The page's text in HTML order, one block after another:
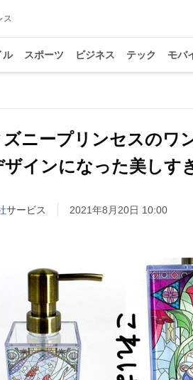
ス
ル スポーツ ビジネス テック モバ
ニープリンセスのワ
インになった美しす
サービス 2021年8月20日 10:00